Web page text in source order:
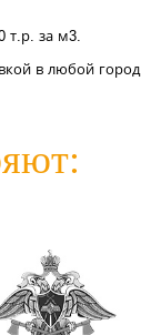
т.р. за м3.
в любой